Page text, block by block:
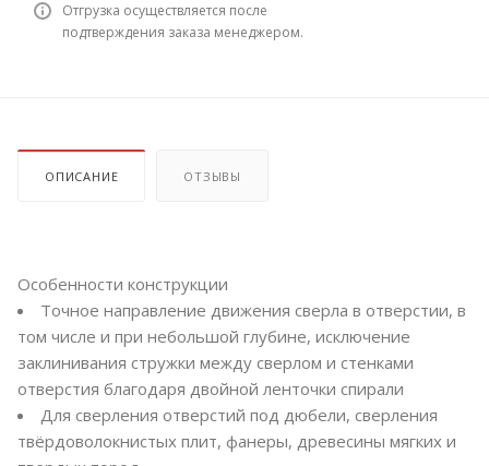
Отгрузка осуществляется после
подтверждения заказа менеджером.
ОПИСАНИЕ ОТЗЫВЫ
Особенности конструкции
Точное направление движения сверла в отверстии, в
том числе и при небольшой глубине, исключение
заклинивания стружки между сверлом и стенками
отверстия благодаря двойной ленточки спирали
Для сверления отверстий под дюбели, сверления
твёрдоволокнистых плит, фанеры, древесины мягких и